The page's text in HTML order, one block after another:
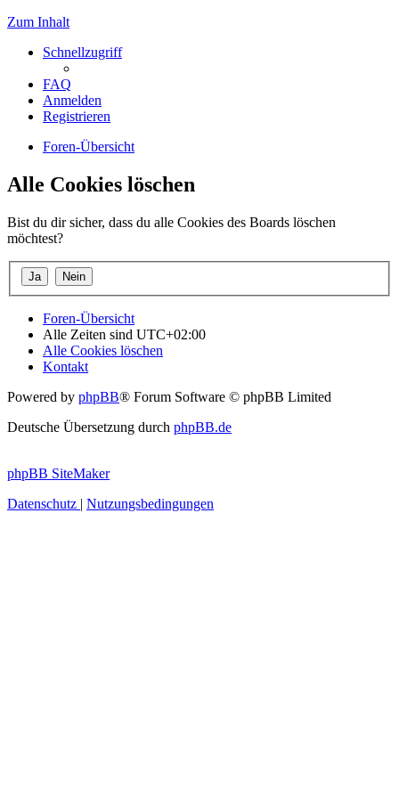
Zum Inhalt
Schnellzugriff
FAQ
Anmelden
Registrieren
Foren-Übersicht
Alle Cookies löschen
Bist du dir sicher, dass du alle Cookies des Boards löschen
möchtest?
Foren-Übersicht
Alle Zeiten sind UTC+02:00
Alle Cookies löschen
Kontakt
Powered by phpBB® Forum Software © phpBB Limited
Deutsche Übersetzung durch phpBB.de
phpBB SiteMaker
Datenschutz | Nutzungsbedingungen